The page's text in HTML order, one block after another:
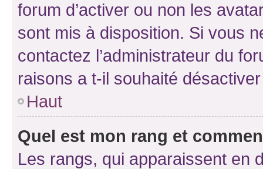
forum d’activer ou non les
sont mis à disposition. Si vous
contactez l’administrateur du
raisons a t-il souhaité
Haut
Quel est mon rang et
Les rangs, qui apparaissent en